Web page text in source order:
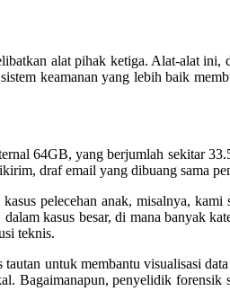
alat pihak ketiga. Alat-alat
keamanan yang lebih baik
64GB, yang berjumlah sekitar
draf email yang dibuang sama
pelecehan anak, misalnya,
kasus besar, di mana banyak
teknis.
untuk membantu visualisasi
Bagaimanapun, penyelidik forensik